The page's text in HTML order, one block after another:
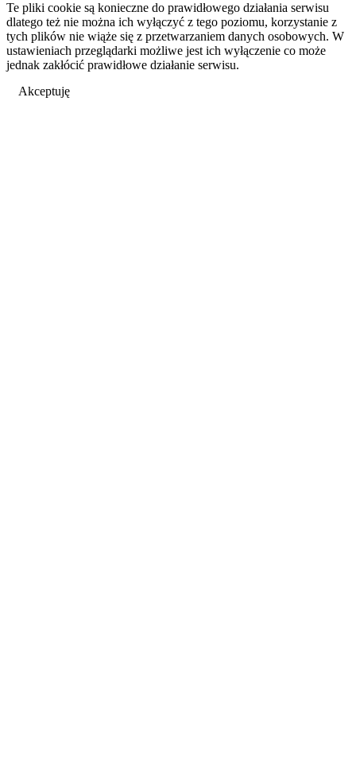
Te pliki cookie są konieczne do prawidłowego działania serwisu
dlatego też nie można ich wyłączyć z tego poziomu, korzystanie z
tych plików nie wiąże się z przetwarzaniem danych osobowych. W
ustawieniach przeglądarki możliwe jest ich wyłączenie co może
jednak zakłócić prawidłowe działanie serwisu.
Akceptuję